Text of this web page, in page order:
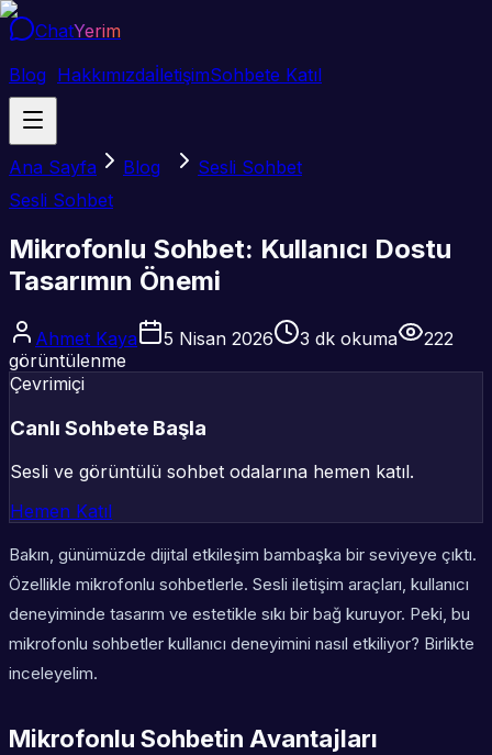
ChatYerim
Blog HakkımızdaİletişimSohbete Katıl
Ana Sayfa Blog
Sesli Sohbet
Sesli Sohbet
Mikrofonlu Sohbet: Kullanıcı Dostu
Tasarımın Önemi
Ahmet Kaya 5 Nisan 2026 3 dk okuma
222
görüntülenme
Çevrimiçi
Canlı Sohbete Başla
Sesli ve görüntülü sohbet odalarına hemen katıl.
Hemen Katıl
Bakın, günümüzde dijital etkileşim bambaşka bir seviyeye çıktı.
Özellikle mikrofonlu sohbetlerle. Sesli iletişim araçları, kullanıcı
deneyiminde tasarım ve estetikle sıkı bir bağ kuruyor. Peki, bu
mikrofonlu sohbetler kullanıcı deneyimini nasıl etkiliyor? Birlikte
inceleyelim.
Mikrofonlu Sohbetin Avantajları